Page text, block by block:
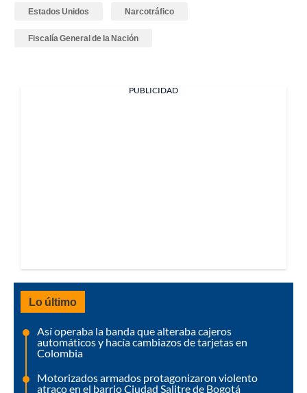
Estados Unidos Narcotráfico
Fiscalía General de la Nación
PUBLICIDAD
Lo último
Así operaba la banda que alteraba cajeros
automáticos y hacía cambiazos de tarjetas en
Colombia
Motorizados armados protagonizaron violento
atraco en el barrio Ciudad Salitre de Bogotá